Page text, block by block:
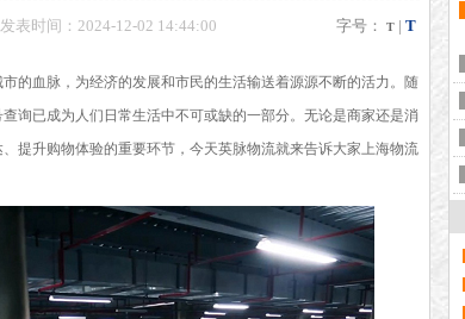
字号： T | T
发表时间：2024-12-02 14:44:00
的血脉，为经济的发展和市民的生活输送着源源不断的活力。随
询已成为人们日常生活中不可或缺的一部分。无论是商家还是消
提升购物体验的重要环节，今天英脉物流就来告诉大家上海物流